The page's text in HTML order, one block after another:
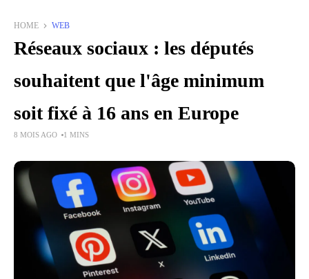
HOME WEB
Réseaux sociaux : les députés
souhaitent que l'âge minimum
soit fixé à 16 ans en Europe
8 MOIS AGO 1 MINS